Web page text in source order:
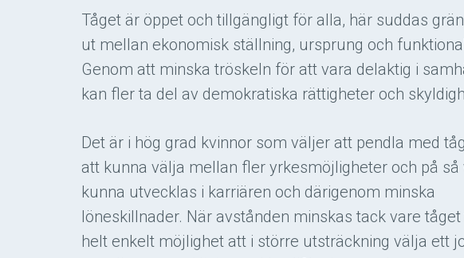
Tåget är öppet och tillgängligt för alla, här suddas
ut mellan ekonomisk ställning, ursprung och
Genom att minska tröskeln för att vara delaktig i
kan fler ta del av demokratiska rättigheter och
Det är i hög grad kvinnor som väljer att pendla med
att kunna välja mellan fler yrkesmöjligheter och på så
kunna utvecklas i karriären och därigenom minska
löneskillnader. När avstånden minskas tack vare
helt enkelt möjlighet att i större utsträckning välja ett